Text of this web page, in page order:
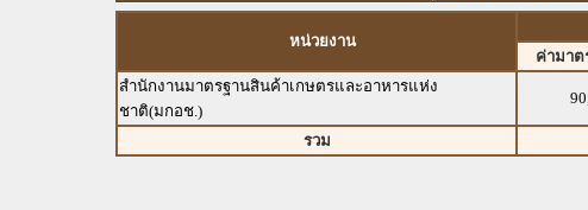
หน่วยงาน
ค่ามาต
สำนักงานมาตรฐานสินค้าเกษตรและอาหารแห่ง
ชาติ(มกอช.)
รวม